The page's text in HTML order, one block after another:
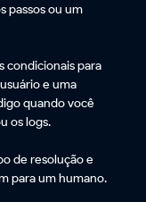
passos ou um
condicionais para
e uma
quando você
os logs.
de resolução e
para um humano.